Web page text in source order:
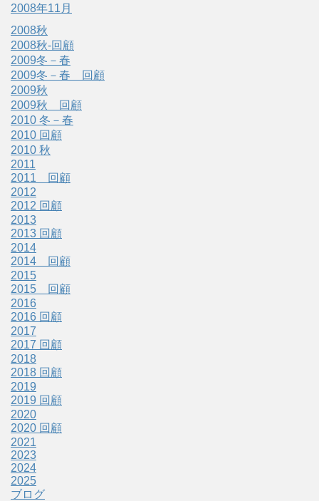
2008年11月
2008秋
2008秋-回顧
2009冬－春
2009冬－春 回顧
2009秋
2009秋 回顧
2010 冬－春
2010 回顧
2010 秋
2011
2011 回顧
2012
2012 回顧
2013
2013 回顧
2014
2014 回顧
2015
2015 回顧
2016
2016 回顧
2017
2017 回顧
2018
2018 回顧
2019
2019 回顧
2020
2020 回顧
2021
2023
2024
2025
ブログ